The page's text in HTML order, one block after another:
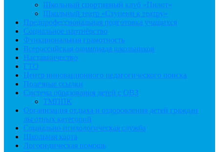
Школьный спортивный клуб «Пилот»
Школьный театр «Ступени к театру»
Предпрофессиональная подготовка учащихся
Социальное партнёрство
Функциональная грамотность
Всероссийская олимпиада школьников
Наставничество
ГТО
Центр инновационного педагогического поиска
Полезные ссылки
Система образования детей с ОВЗ
ТМППК
Организация отдыха и оздоровления детей граждан
льготных категорий
Социально-психологическая служба
Школьная карта
Логопедическая помощь